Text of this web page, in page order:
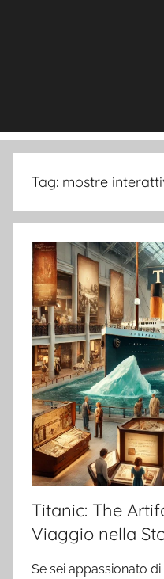
Tag: mostre
Titanic: The
Viaggio nella
Se sei appassionato